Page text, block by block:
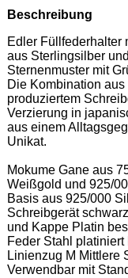
Beschreibung
Edler Füllfederhalter
aus Sterlingsilber
Sternenmuster mit
Die Kombination
produziertem
Verzierung in
aus einem
Unikat.
Mokume Gane aus
Weißgold und 925/
Basis aus 925/000
Schreibgerät
und Kappe Platin
Feder Stahl
Linienzug M Mittlere
Verwendbar mit